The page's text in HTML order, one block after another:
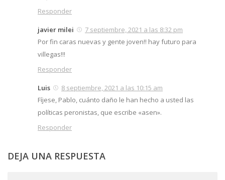
Responder
javier milei
7 septiembre, 2021 a las 8:32 pm
Por fin caras nuevas y gente joven!! hay futuro para
villegas!!!
Responder
Luis
8 septiembre, 2021 a las 10:15 am
Fíjese, Pablo, cuánto daño le han hecho a usted las
políticas peronistas, que escribe «asen».
Responder
DEJA UNA RESPUESTA